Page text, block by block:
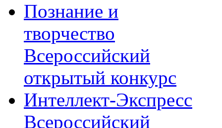
Познание и
творчество
Всероссийский
открытый конкурс
Интеллект-Экспресс
Всероссийский